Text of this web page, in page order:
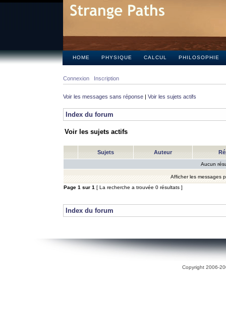
HOME PHYSIQUE CALCUL PHILOSOPHIE
Connexion Inscription
Voir les messages sans réponse | Voir les sujets actifs
Index du forum
Voir les sujets actifs
Sujets Auteur
Aucun
Afficher les messages
Page 1 sur 1 [ La recherche a trouvée 0 résultats ]
Index du forum
Copyright 2006-